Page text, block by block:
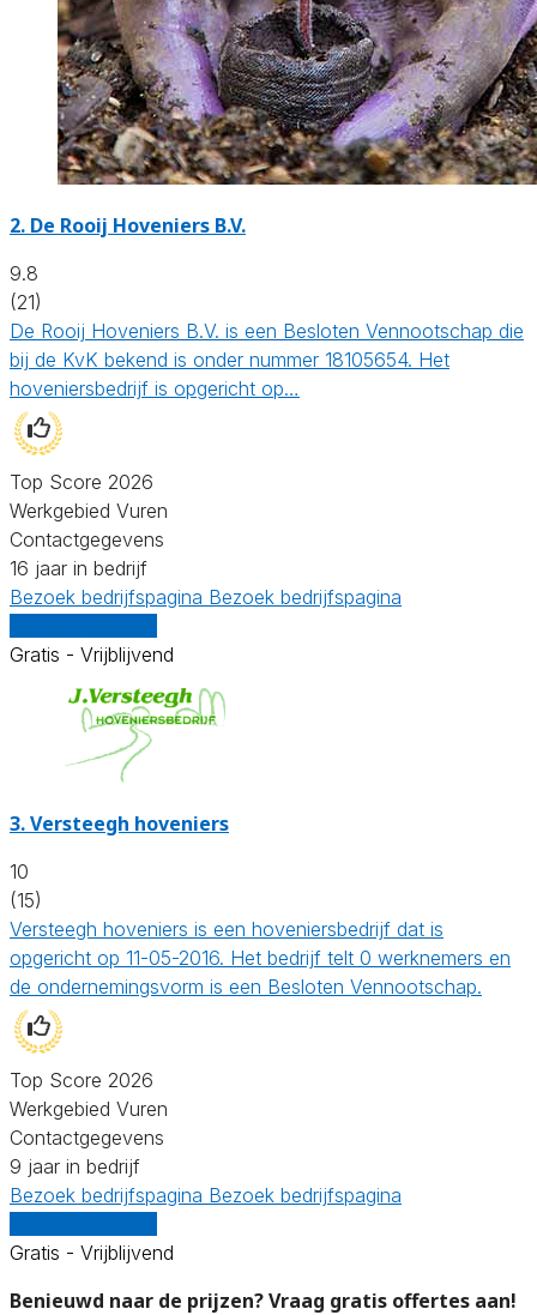
2. De Rooij Hoveniers B.V.
9.8
(21)
De Rooij Hoveniers B.V. is een Besloten Vennootschap die
bij de KvK bekend is onder nummer 18105654. Het
hoveniersbedrijf is opgericht op…
Top Score 2026
Werkgebied Vuren
Contactgegevens
16 jaar in bedrijf
Bezoek bedrijfspagina Bezoek bedrijfspagina
Gratis - Vrijblijvend
3.Versteegh hoveniers
10
(15)
Versteegh hoveniers is een hoveniersbedrijf dat is
opgericht op 11-05-2016. Het bedrijf telt 0 werknemers en
de ondernemingsvorm is een Besloten Vennootschap.
Top Score 2026
Werkgebied Vuren
Contactgegevens
9 jaar in bedrijf
Bezoek bedrijfspagina Bezoek bedrijfspagina
Gratis - Vrijblijvend
Benieuwd naar de prijzen? Vraag gratis offertes aan!